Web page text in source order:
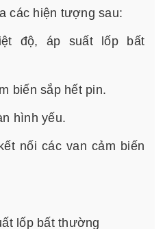
các hiện tượng sau:
độ, áp suất lốp bất
biến sắp hết pin.
hình yếu.
nối các van cảm biến
lốp bất thường